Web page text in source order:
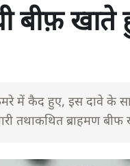
बीफ़
में कैद हुए, इस दावे के
तथाकथित ब्राहमण